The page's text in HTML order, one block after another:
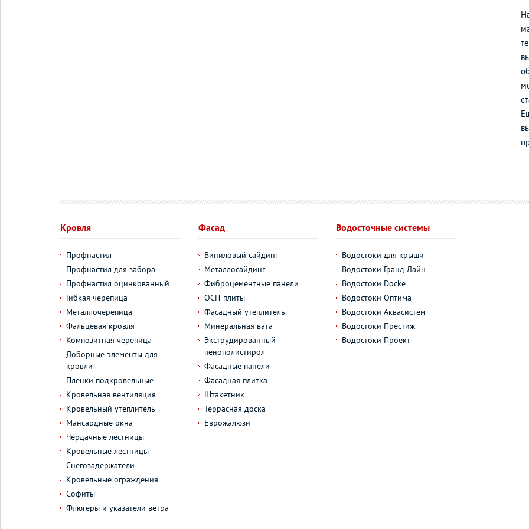
Кровля
Профнастил
Профнастил для забора
Профнастил оцинкованный
Гибкая черепица
Металлочерепица
Фальцевая кровля
Композитная черепица
Доборные элементы для
кровли
Пленки подкровельные
Кровельная вентиляция
Кровельный утеплитель
Мансардные окна
Чердачные лестницы
Кровельные лестницы
Снегозадержатели
Кровельные ограждения
Софиты
Флюгеры и указатели ветра
Фасад
Виниловый сайдинг
Металлосайдинг
Фиброцементные панели
ОСП-плиты
Фасадный утеплитель
Минеральная вата
Экструдированный
пенополистирол
Фасадные панели
Фасадная плитка
Штакетник
Террасная доска
Еврожалюзи
Водосточные системы
Водостоки для крыши
Водостоки Гранд Лайн
Водостоки Docke
Водостоки Оптима
Водостоки Аквасистем
Водостоки Престиж
Водостоки Проект